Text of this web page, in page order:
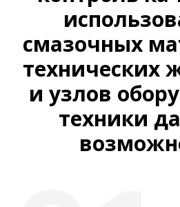
смазочных
технических
и узлов
техники